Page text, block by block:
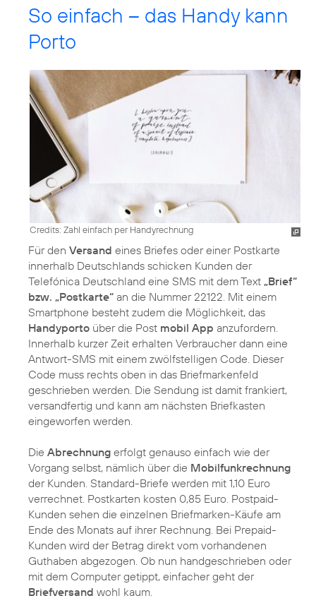
So einfach – das Handy kann
Porto
Credits: Zahl einfach per Handyrechnung
Für den Versand eines Briefes oder einer Postkarte
innerhalb Deutschlands schicken Kunden der
Telefónica Deutschland eine SMS mit dem Text „Brief“
bzw. „Postkarte“ an die Nummer 22122. Mit einem
Smartphone besteht zudem die Möglichkeit, das
Handyporto über die Post mobil App anzufordern.
Innerhalb kurzer Zeit erhalten Verbraucher dann eine
Antwort-SMS mit einem zwölfstelligen Code. Dieser
Code muss rechts oben in das Briefmarkenfeld
geschrieben werden. Die Sendung ist damit frankiert,
versandfertig und kann am nächsten Briefkasten
eingeworfen werden.
Die Abrechnung erfolgt genauso einfach wie der
Vorgang selbst, nämlich über die Mobilfunkrechnung
der Kunden. Standard-Briefe werden mit 1,10 Euro
verrechnet. Postkarten kosten 0,85 Euro. Postpaid-
Kunden sehen die einzelnen Briefmarken-Käufe am
Ende des Monats auf ihrer Rechnung. Bei Prepaid-
Kunden wird der Betrag direkt vom vorhandenen
Guthaben abgezogen. Ob nun handgeschrieben oder
mit dem Computer getippt, einfacher geht der
Briefversand wohl kaum.